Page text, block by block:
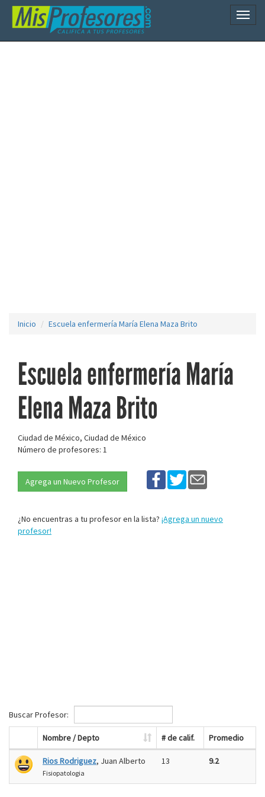
Inicio Escuela enfermería María Elena Maza Brito
Escuela enfermería María
Elena Maza Brito
Ciudad de México, Ciudad de México
Número de profesores: 1
Agrega un Nuevo Profesor
¿No encuentras a tu profesor en la lista? ¡Agrega un nuevo
profesor!
Buscar Profesor:
Nombre / Depto # de calif. Promedio
Rios Rodriguez, Juan Alberto
Fisiopatologia
13 9.2